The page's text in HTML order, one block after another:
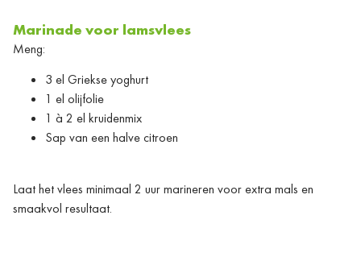
Marinade voor lamsvlees
Meng:
3 el Griekse yoghurt
1 el olijfolie
1 à 2 el kruidenmix
Sap van een halve citroen
Laat het vlees minimaal 2 uur marineren voor extra mals en
smaakvol resultaat.